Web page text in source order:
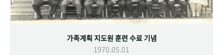
가족계획 지도원 훈련 수료 기념
1970.05.01